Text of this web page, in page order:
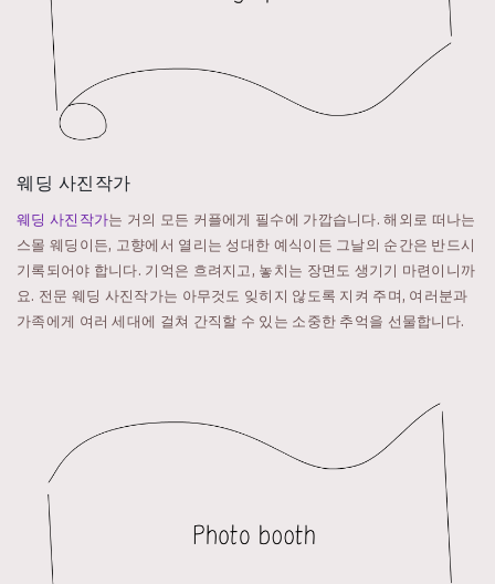
웨딩 사진작가
웨딩 사진작가는 거의 모든 커플에게 필수에 가깝습니다. 해외로 떠나는
스몰 웨딩이든, 고향에서 열리는 성대한 예식이든 그날의 순간은 반드시
기록되어야 합니다. 기억은 흐려지고, 놓치는 장면도 생기기 마련이니까
요. 전문 웨딩 사진작가는 아무것도 잊히지 않도록 지켜 주며, 여러분과
가족에게 여러 세대에 걸쳐 간직할 수 있는 소중한 추억을 선물합니다.